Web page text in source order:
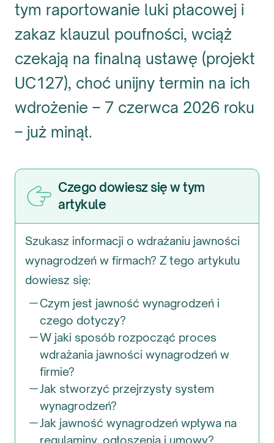
tym raportowanie luki płacowej i
zakaz klauzul poufności, wciąż
czekają na finalną ustawę (projekt
UC127), choć unijny termin na ich
wdrożenie – 7 czerwca 2026 roku
– już minął.
Czego dowiesz się w tym
artykule
Szukasz informacji o wdrażaniu jawności
wynagrodzeń w firmach? Z tego artykułu
dowiesz się:
Czym jest jawność wynagrodzeń i
czego dotyczy?
W jaki sposób rozpocząć proces
wdrażania jawności wynagrodzeń w
firmie?
Jak stworzyć przejrzysty system
wynagrodzeń?
Jak jawność wynagrodzeń wpływa na
regulaminy, ogłoszenia i umowy?